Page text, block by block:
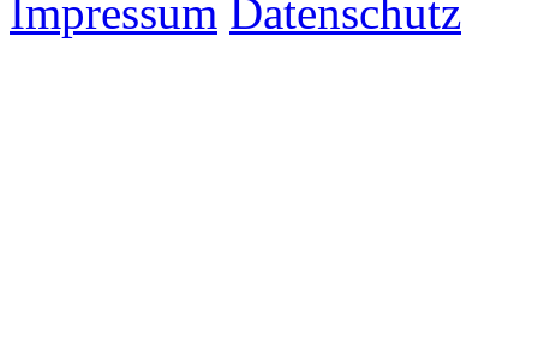
Impressum Datenschutz